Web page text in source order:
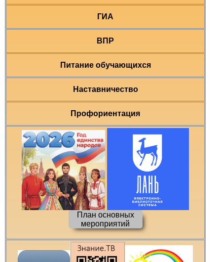
ГИА
ВПР
Питание обучающихся
Наставничество
Профориентация
План основных
мероприятий